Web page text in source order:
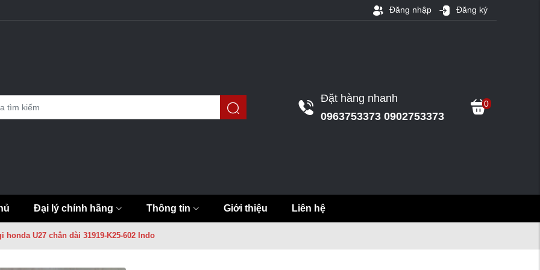
Đăng nhập Đăng ký
Đặt hàng nhanh
0963753373 0902753373
0
Đại lý chính hãng Thông tin Giới thiệu Liên hệ
honda U27 chân dài 31919-K25-602 Indo